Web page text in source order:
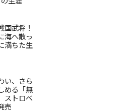
国武将！
海へ散っ
満ちた生
い、さら
める「無
ストロベ
売